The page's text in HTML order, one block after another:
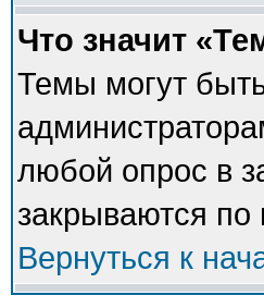
Что значит
Темы могут
любой опрос в
закрываются
Вернуться к